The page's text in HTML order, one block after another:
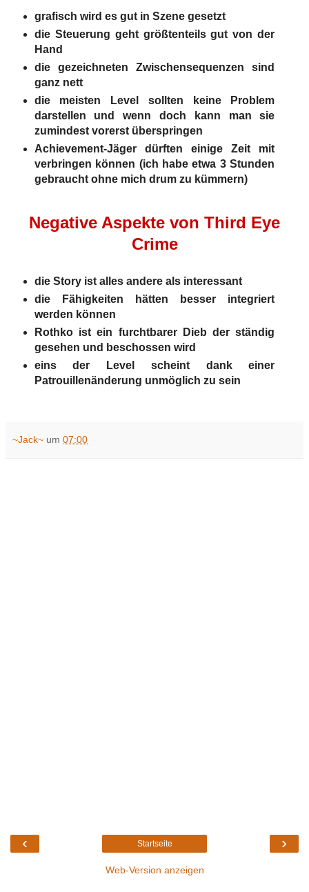
grafisch wird es gut in Szene gesetzt
die Steuerung geht größtenteils gut von der
Hand
die gezeichneten Zwischensequenzen sind
ganz nett
die meisten Level sollten keine Problem
darstellen und wenn doch kann man sie
zumindest vorerst überspringen
Achievement-Jäger dürften einige Zeit mit
verbringen können (ich habe etwa 3 Stunden
gebraucht ohne mich drum zu kümmern)
Negative Aspekte von Third Eye
Crime
die Story ist alles andere als interessant
die Fähigkeiten hätten besser integriert
werden können
Rothko ist ein furchtbarer Dieb der ständig
gesehen und beschossen wird
eins der Level scheint dank einer
Patrouillenänderung unmöglich zu sein
~Jack~ um 07:00
‹ ›
Startseite
Web-Version anzeigen